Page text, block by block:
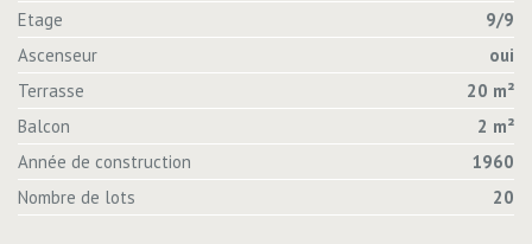
Etage
9/9
Ascenseur
oui
Terrasse
20 m²
Balcon
2 m²
Année de construction
1960
Nombre de lots
20